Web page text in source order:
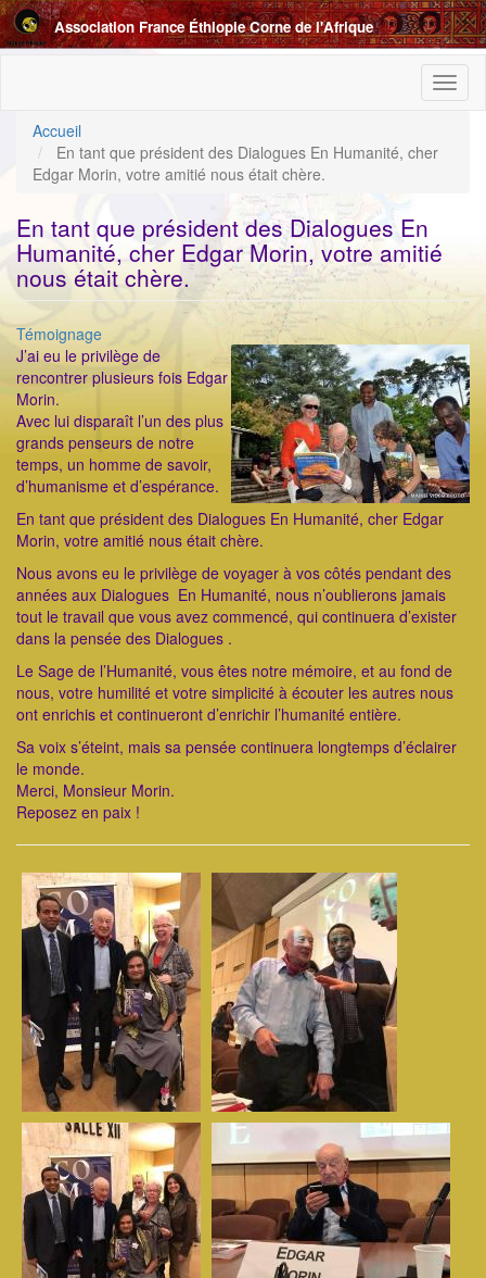
Aller
au
contenu
Association France Éthiopie Corne de l'Afrique
Accueil
En tant que président des Dialogues En Humanité, cher
Edgar Morin, votre amitié nous était chère.
En tant que président des Dialogues En
Humanité, cher Edgar Morin, votre amitié
nous était chère.
Catégorie
Témoignage
ImageenAvant
J’ai eu le privilège de
rencontrer plusieurs fois Edgar
Morin.
Avec lui disparaît l’un des plus
grands penseurs de notre
temps, un homme de savoir,
d’humanisme et d’espérance.
En tant que président des Dialogues En Humanité, cher Edgar
Morin, votre amitié nous était chère.
Nous avons eu le privilège de voyager à vos côtés pendant des
années aux Dialogues En Humanité, nous n’oublierons jamais
tout le travail que vous avez commencé, qui continuera d’exister
dans la pensée des Dialogues .
Le Sage de l’Humanité, vous êtes notre mémoire, et au fond de
nous, votre humilité et votre simplicité à écouter les autres nous
ont enrichis et continueront d’enrichir l’humanité entière.
Sa voix s’éteint, mais sa pensée continuera longtemps d’éclairer
le monde.
Merci, Monsieur Morin.
Reposez en paix !